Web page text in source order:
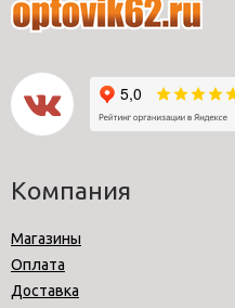
Компания
Магазины
Оплата
Доставка